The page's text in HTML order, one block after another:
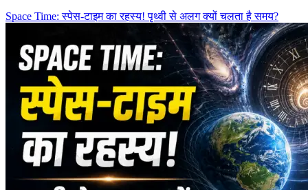
Space Time: स्पेस-टाइम का रहस्य! पृथ्वी से अलग क्यों चलता है समय?